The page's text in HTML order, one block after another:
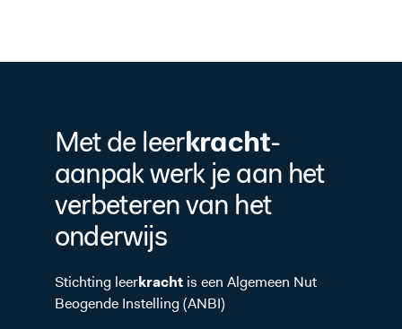
Met de leerkracht-
aanpak werk je aan het
verbeteren van het
onderwijs
Stichting leerkrachtis een Algemeen Nut
Beogende Instelling (ANBI)